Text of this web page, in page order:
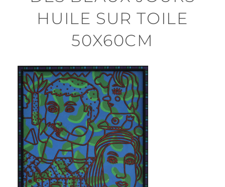
HUILE SUR TOILE
50X60CM